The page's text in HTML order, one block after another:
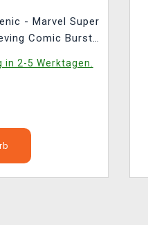
- Marvel Super
Comic Burst
2-5 Werktagen.